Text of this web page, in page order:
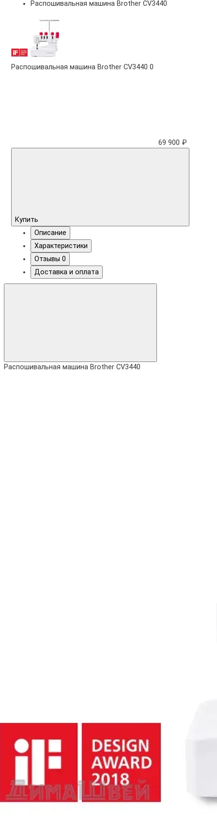
Распошивальная машина Brother CV3440
Распошивальная машина Brother CV3440 0
69 900 ₽
Купить
Описание
Характеристики
Отзывы 0
Доставка и оплата
Распошивальная машина Brother CV3440